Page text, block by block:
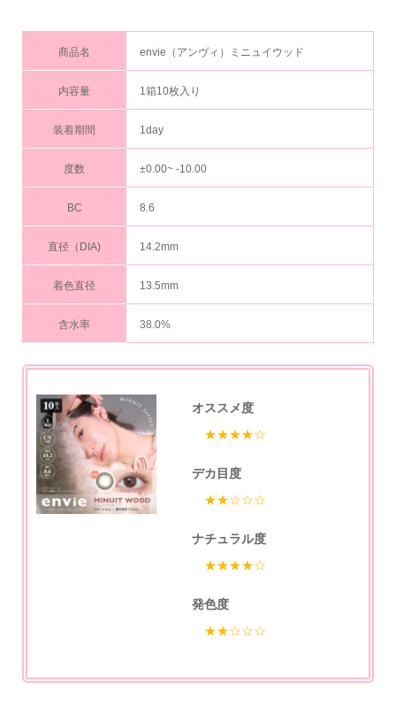
商品名 envie（アンヴィ）ミニュイウッド
内容量 1箱10枚入り
装着期間 1day
度数 ±0.00~ -10.00
BC 8.6
直径（DIA) 14.2mm
着色直径 13.5mm
含水率 38.0%
オススメ度
★★★★☆
デカ目度
★★☆☆☆
ナチュラル度
★★★★☆
発色度
★★☆☆☆